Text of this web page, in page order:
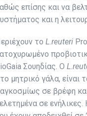
επίσης και να
και η
το L.reuteri
Σουηδίας. Ο L
μητρικό γάλα, είναι
σε βρέφη
σε